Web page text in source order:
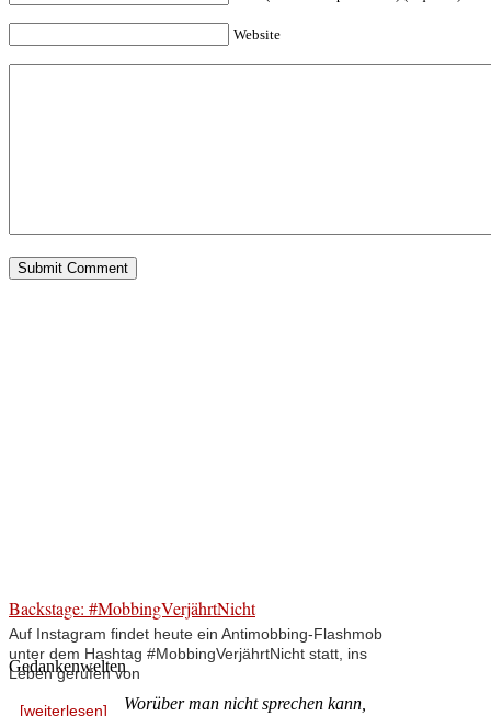
Website
Backstage: #MobbingVerjährtNicht
Auf Instagram findet heute ein Antimobbing-Flashmob
unter dem Hashtag #MobbingVerjährtNicht statt, ins
Leben gerufen von
[weiterlesen]
Gedankenwelten
Worüber man nicht sprechen kann,